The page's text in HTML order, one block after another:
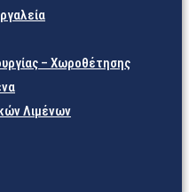
– Χωροθέτησης
Λιμένων